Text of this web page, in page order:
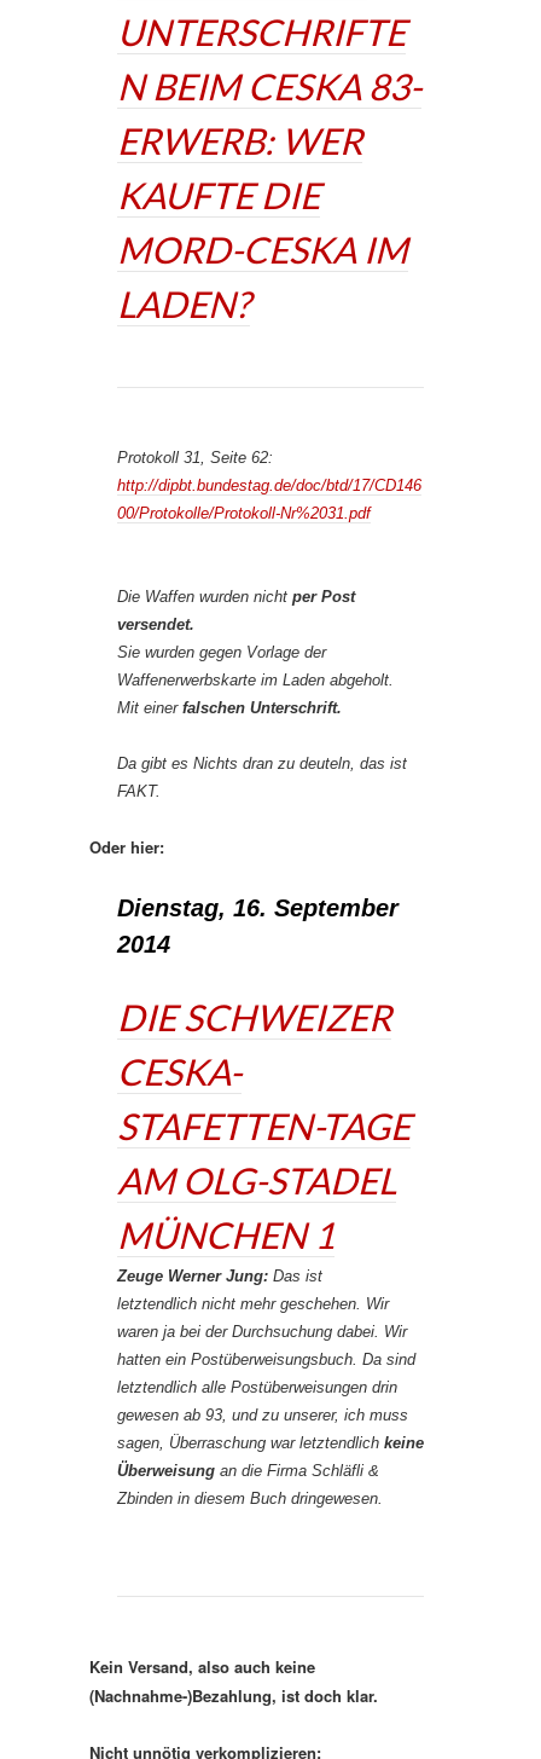
UNTERSCHRIFTE
N BEIM CESKA 83-
ERWERB: WER
KAUFTE DIE
MORD-CESKA IM
LADEN?
Protokoll 31, Seite 62:
http://dipbt.bundestag.de/doc/btd/17/CD146
00/Protokolle/Protokoll-Nr%2031.pdf
Die Waffen wurden nicht per Post
versendet.
Sie wurden gegen Vorlage der
Waffenerwerbskarte im Laden abgeholt.
Mit einer falschen Unterschrift.
Da gibt es Nichts dran zu deuteln, das ist
FAKT.
Oder hier:
Dienstag, 16. September
2014
DIE SCHWEIZER
CESKA-
STAFETTEN-TAGE
AM OLG-STADEL
MÜNCHEN 1
Zeuge Werner Jung: Das ist
letztendlich nicht mehr geschehen. Wir
waren ja bei der Durchsuchung dabei. Wir
hatten ein Postüberweisungsbuch. Da sind
letztendlich alle Postüberweisungen drin
gewesen ab 93, und zu unserer, ich muss
sagen, Überraschung war letztendlich keine
Überweisung an die Firma Schläfli &
Zbinden in diesem Buch dringewesen.
Kein Versand, also auch keine
(Nachnahme-)Bezahlung, ist doch klar.
Nicht unnötig verkomplizieren: